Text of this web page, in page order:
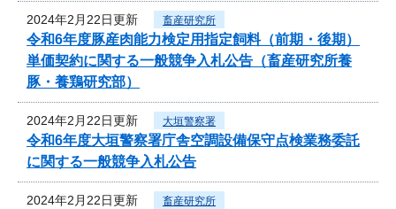
2024年2月22日更新 畜産研究所
令和6年度豚産肉能力検定用指定飼料（前期・後期）
単価契約に関する一般競争入札公告（畜産研究所養
豚・養鶏研究部）
2024年2月22日更新 大垣警察署
令和6年度大垣警察署庁舎空調設備保守点検業務委託
に関する一般競争入札公告
2024年2月22日更新 畜産研究所